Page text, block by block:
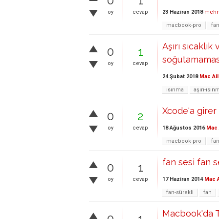
oy cevap 23 Haziran 2018
macbook-pro
0
oy
1
cevap
Aşırı
24 Şubat 2018 Mac
ısınma aşırı-
0
oy
2
cevap
Xcode'a girer
18 Ağustos 2016 Mac
macbook-pro fan
0
oy
1
cevap
fan sesi fan
17 Haziran 2014 Mac
fan-sürekli fan
Macbook'da